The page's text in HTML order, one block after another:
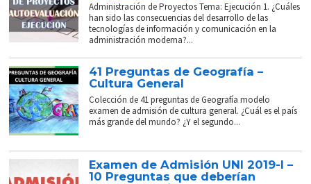
Administración de Proyectos Tema: Ejecución 1. ¿Cuáles
han sido las consecuencias del desarrollo de las
tecnologías de información y comunicación en la
administración moderna?...
41 Preguntas de Geografía –
Cultura General
Colección de 41 preguntas de Geografía modelo
examen de admisión de cultura general. ¿Cuál es el país
más grande del mundo? ¿Y el segundo...
Examen de Admisión UNI 2019-I –
10 Preguntas que deberían